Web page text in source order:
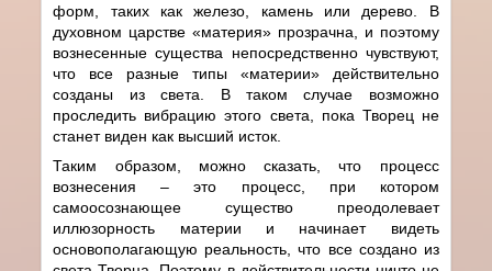
форм, таких как железо, камень или дерево. В
духовном царстве «материя» прозрачна, и поэтому
вознесенные существа непосредственно чувствуют,
что все разные типы «материи» действительно
созданы из света. В таком случае возможно
проследить вибрацию этого света, пока Творец не
станет виден как высший исток.
Таким образом, можно сказать, что процесс
вознесения – это процесс, при котором
самоосознающее существо преодолевает
иллюзорность материи и начинает видеть
основополагающую реальность, что все создано из